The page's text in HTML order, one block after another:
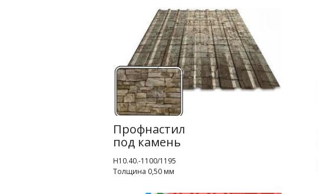
Профнастил
под камень
Н10.40.-1100/1195
Толщина 0,50 мм